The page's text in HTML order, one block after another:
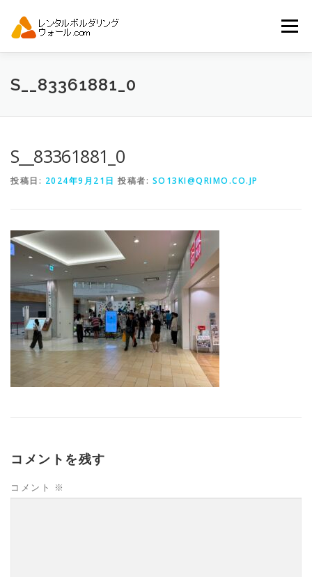
メニュー
トップ 自動見積り
S__83361881_0
S__83361881_0
投稿日: 2024年9月21日 投稿者: SO13KI@QRIMO.CO.JP
コメントを残す
コメント ※